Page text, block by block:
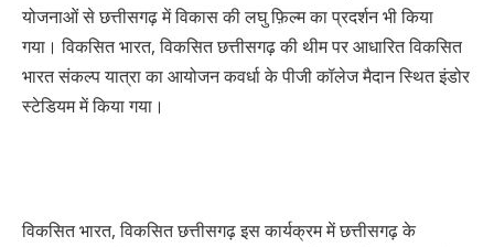
योजनाओं से छत्तीसगढ़ में विकास की लघु फ़िल्म का प्रदर्शन भी किया
गया। विकसित भारत, विकसित छत्तीसगढ़ की थीम पर आधारित विकसित
भारत संकल्प यात्रा का आयोजन कवर्धा के पीजी कॉलेज मैदान स्थित इंडोर
स्टेडियम में किया गया।
विकसित भारत, विकसित छत्तीसगढ़ इस कार्यक्रम में छत्तीसगढ़ के